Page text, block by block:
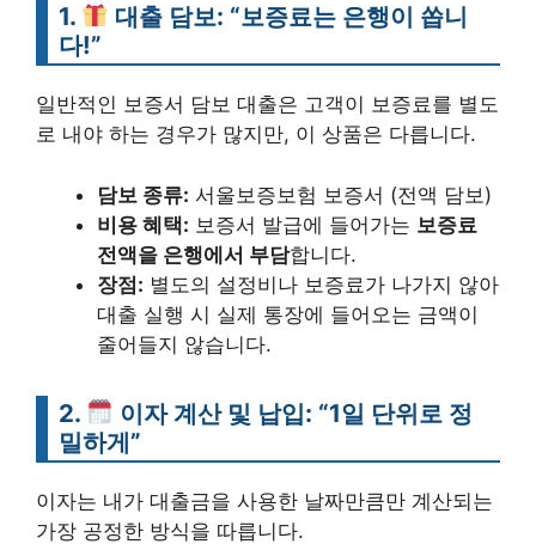
1.
대출 담보: “보증료는 은행이 쏩니
다!”
일반적인 보증서 담보 대출은 고객이 보증료를 별도
로 내야 하는 경우가 많지만, 이 상품은 다릅니다.
담보 종류: 서울보증보험 보증서 (전액 담보)
비용 혜택: 보증서 발급에 들어가는 보증료
전액을 은행에서 부담합니다.
장점: 별도의 설정비나 보증료가 나가지 않아
대출 실행 시 실제 통장에 들어오는 금액이
줄어들지 않습니다.
2.
이자 계산 및 납입: “1일 단위로 정
밀하게”
이자는 내가 대출금을 사용한 날짜만큼만 계산되는
가장 공정한 방식을 따릅니다.